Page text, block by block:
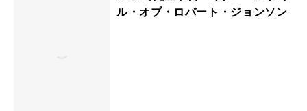
ル・オブ・ロバート・ジョンソン